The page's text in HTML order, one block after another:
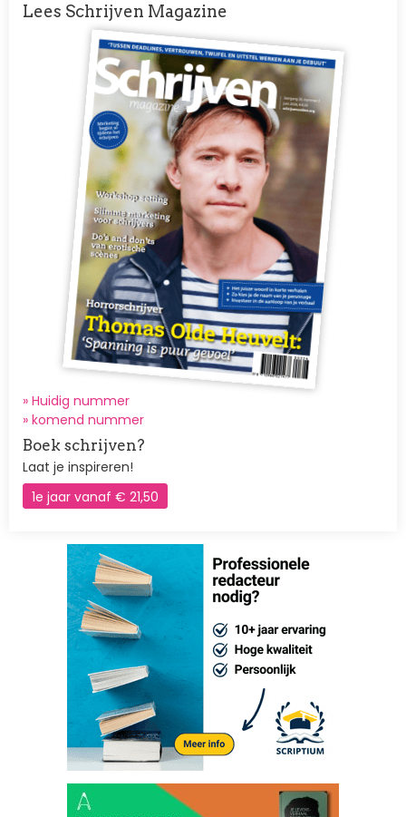
Lees Schrijven Magazine
Afbeelding
» Huidig nummer
» komend nummer
Boek schrijven?
Laat je inspireren!
1e jaar vanaf € 21,50